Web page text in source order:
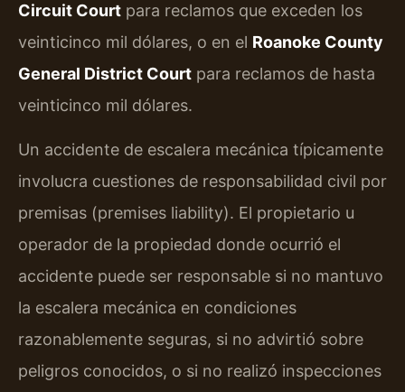
Circuit Court para reclamos que exceden los
veinticinco mil dólares, o en el Roanoke County
General District Court para reclamos de hasta
veinticinco mil dólares.
Un accidente de escalera mecánica típicamente
involucra cuestiones de responsabilidad civil por
premisas (premises liability). El propietario u
operador de la propiedad donde ocurrió el
accidente puede ser responsable si no mantuvo
la escalera mecánica en condiciones
razonablemente seguras, si no advirtió sobre
peligros conocidos, o si no realizó inspecciones